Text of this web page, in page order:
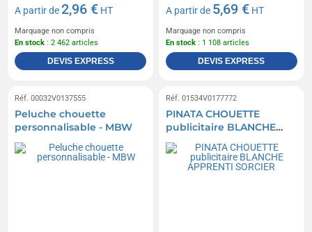
A partir de2,96 € HT
Marquage non compris
En stock : 2 462 articles
DEVIS EXPRESS
A partir de 5,69 € HT
Marquage non compris
En stock : 1 108 articles
DEVIS EXPRESS
Réf. 00032V0137555
Peluche chouette
personnalisable - MBW
Réf. 01534V0177772
PINATA CHOUETTE
publicitaire BLANCHE
APPRENTI SORCIER